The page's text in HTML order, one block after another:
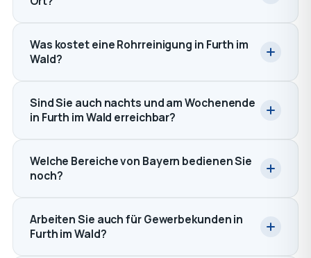
Was kostet eine Rohrreinigung in Furth im
Wald?
Sind Sie auch nachts und am Wochenende
in Furth im Wald erreichbar?
Welche Bereiche von Bayern bedienen Sie
noch?
Arbeiten Sie auch für Gewerbekunden in
Furth im Wald?